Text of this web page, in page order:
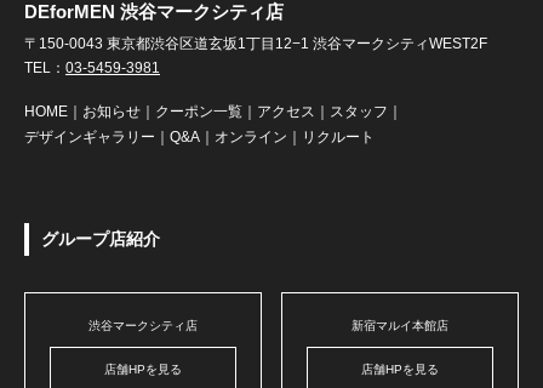
DEforMEN 渋谷マークシティ店
〒150-0043 東京都渋谷区道玄坂1丁目12−1 渋谷マークシティWEST2F
TEL： 03-5459-3981
HOME お知らせ クーポン一覧 アクセス スタッフ
デザインギャラリー
Q&A オンライン リクルート
グループ店紹介
渋谷マークシティ店
店舗HPを見る
新宿マルイ本館店
店舗HPを見る